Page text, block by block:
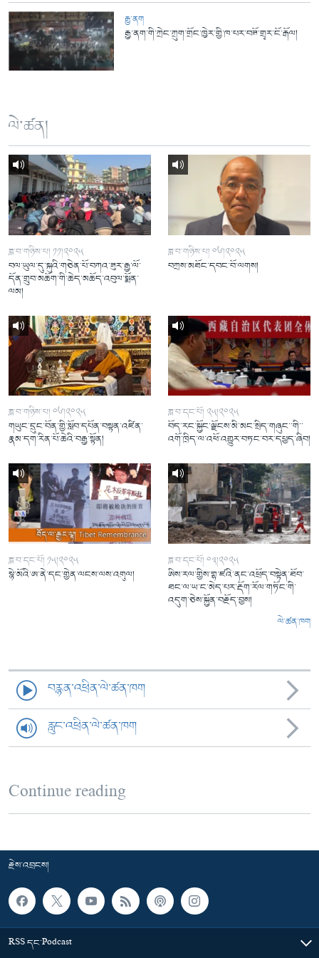
རྒྱ་ནག
རྒྱ་ནག་གི་ཀྲེང་ཀྲུག་གྲོང་ཁྱེར་གྱི་ཁ་པར་བཟོ་གྲྭར་ངོ་རྒོལ།
ལེ་ཚན།
ཟླ་བ་གཉིས་པ། ༡༡།༢༠༢༥
བལ་ཡུལ་དུ་སྐུའི་གཅེན་པོ་བཀའ་ཟུར་རྒྱ་ལོ་
དོན་གྲུབ་མཆོག་གི་ཆེད་མཆོད་འབུལ་སྨོན་
ལམ།
ཟླ་བ་གཉིས་པ། ༠༦།༢༠༢༥
བཀྲས་མཐོང་དབང་བོ་ལགས།
ཟླ་བ་གཉིས་པ། ༠༦།༢༠༢༥
གཡུང་དྲུང་བོན་གྱི་སློབ་དཔོན་བསྟན་འཛིན་
རྣམ་དག་རིན་པོ་ཆེའི་བརྒྱ་སྟོན།
ཟླ་བ་དང་པོ། ༢༥།༢༠༢༥
བོད་རང་སྐྱོང་ལྗོངས་མི་མང་སྲིད་གཞུང་་གི་་
འགོ་ཁྲིད་ལ་འཕོ་འགྱུར་བཏང་བར་དཔྱད་ཞིབ།
ཟླ་བ་དང་པོ། ༡༥།༢༠༢༥
སྙེ་མོའི་ཨ་ནེ་དང་གྱེན་ལངས་ལས་འགུལ།
ཟླ་བ་དང་པོ། ༠༣།༢༠༢༥
ཨིས་རལ་གྱིས་གྷ་ཛའི་ནང་འཕྲོད་བསྟེན་ཐོབ་
ཐང་ལ་ཡ་ང་མེད་པར་རྡོག་རོལ་གཏོང་གི་
འདུག་ཅེས་སྐྱོན་བརྗོད་བྱས།
ལེ་ཚན་ཁག
བརྙན་འཕྲིན་ལེ་ཚན་ཁག
རླུང་འཕྲིན་ལེ་ཚན་ཁག
Continue reading
རྗེས་འབྲངས།
RSS དང་Podcast